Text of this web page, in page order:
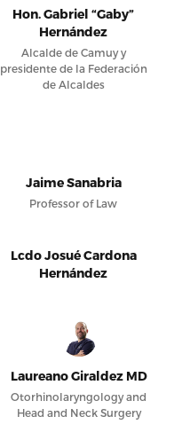
Hon. Gabriel “Gaby”
Hernández
Alcalde de Camuy y
presidente de la Federación
de Alcaldes
Jaime Sanabria
Professor of Law
Lcdo Josué Cardona
Hernández
Laureano Giraldez MD
Otorhinolaryngology and
Head and Neck Surgery